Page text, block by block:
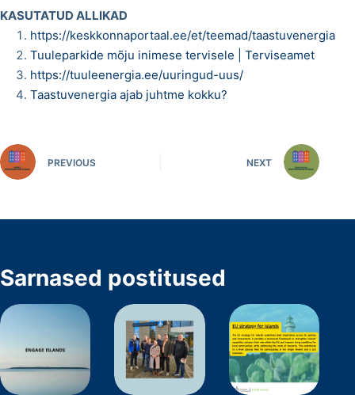
KASUTATUD ALLIKAD
https://keskkonnaportaal.ee/et/teemad/taastuvenergia
Tuuleparkide mõju inimese tervisele | Terviseamet
https://tuuleenergia.ee/uuringud-uus/
Taastuvenergia ajab juhtme kokku?
PREVIOUS NEXT
Sarnased postitused